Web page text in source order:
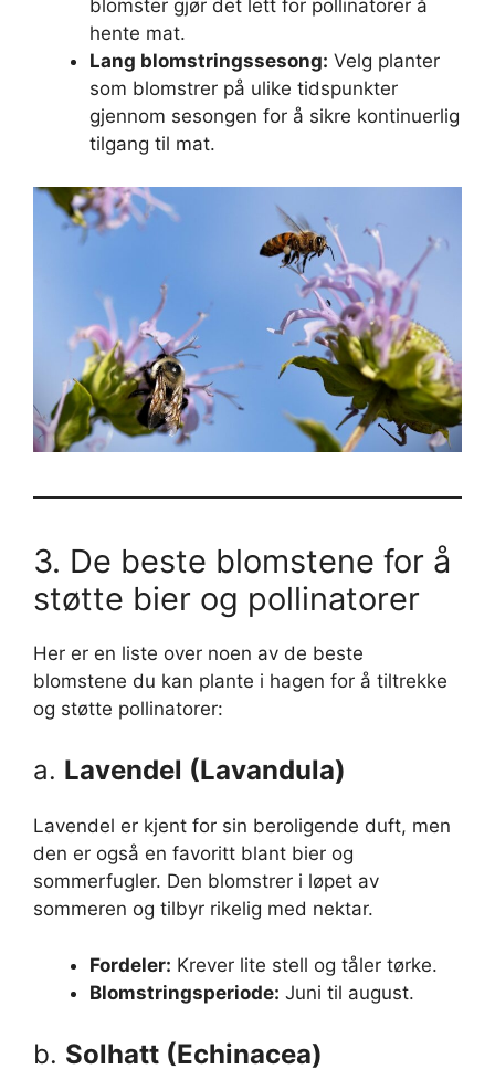
blomster gjør det lett for pollinatorer å
hente mat.
Lang blomstringssesong: Velg planter
som blomstrer på ulike tidspunkter
gjennom sesongen for å sikre kontinuerlig
tilgang til mat.
3. De beste blomstene for å
støtte bier og pollinatorer
Her er en liste over noen av de beste
blomstene du kan plante i hagen for å tiltrekke
og støtte pollinatorer:
a. Lavendel (Lavandula)
Lavendel er kjent for sin beroligende duft, men
den er også en favoritt blant bier og
sommerfugler. Den blomstrer i løpet av
sommeren og tilbyr rikelig med nektar.
Fordeler: Krever lite stell og tåler tørke.
Blomstringsperiode: Juni til august.
b. Solhatt (Echinacea)